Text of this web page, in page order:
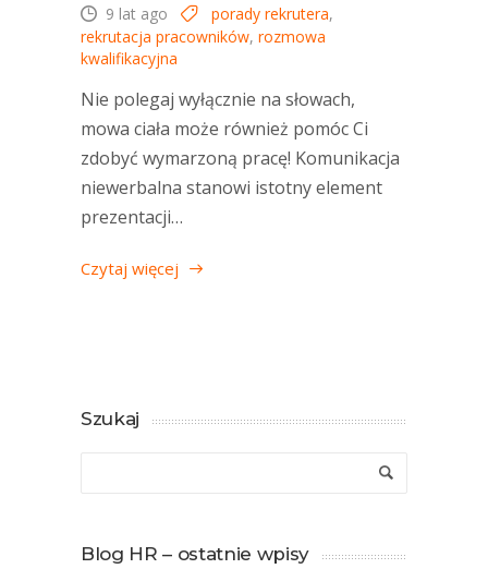
9 lat ago porady rekrutera,
rekrutacja pracowników, rozmowa
kwalifikacyjna
Nie polegaj wyłącznie na słowach,
mowa ciała może również pomóc Ci
zdobyć wymarzoną pracę! Komunikacja
niewerbalna stanowi istotny element
prezentacji…
Czytaj więcej
Szukaj
Blog HR – ostatnie wpisy